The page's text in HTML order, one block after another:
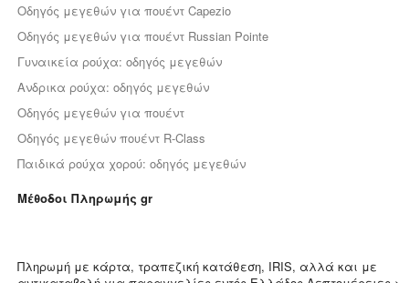
Οδηγός μεγεθών για πουέντ Capezio
Οδηγός μεγεθών για πουέντ Russian Pointe
Γυναικεία ρούχα: οδηγός μεγεθών
Ανδρικα ρούχα: οδηγός μεγεθών
Οδηγός μεγεθών για πουέντ
Οδηγός μεγεθών πουέντ R-Class
Παιδικά ρούχα χορού: οδηγός μεγεθών
Μέθοδοι Πληρωμής gr
Πληρωμή με κάρτα, τραπεζική κατάθεση, IRIS, αλλά και με